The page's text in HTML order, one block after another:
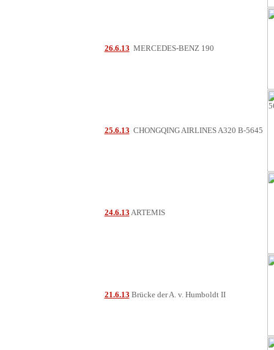
26.6.13 MERCEDES-BENZ 190
25.6.13 CHONGQING AIRLINES A320 B-5645
24.6.13 ARTEMIS
21.6.13 Brücke der A. v. Humboldt II